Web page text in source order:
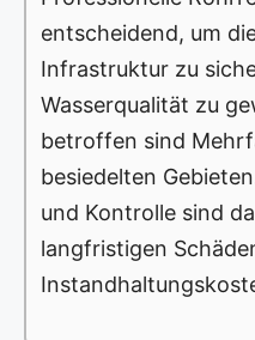
entscheidend, um
Infrastruktur zu
Wasserqualität zu
betroffen sind
besiedelten
und Kontrolle sind
langfristigen